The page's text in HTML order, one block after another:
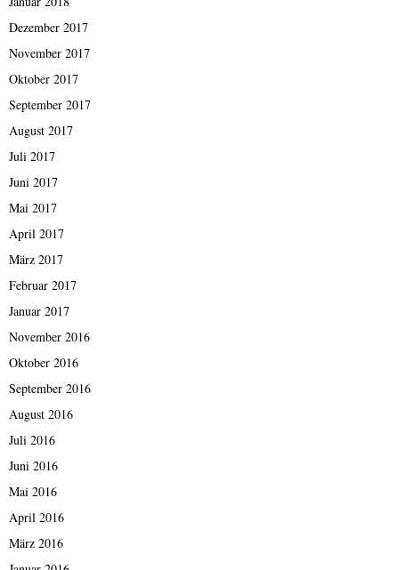
Dezember 2017
November 2017
Oktober 2017
September 2017
August 2017
Juli 2017
Juni 2017
Mai 2017
April 2017
März 2017
Februar 2017
Januar 2017
November 2016
Oktober 2016
September 2016
August 2016
Juli 2016
Juni 2016
Mai 2016
April 2016
März 2016